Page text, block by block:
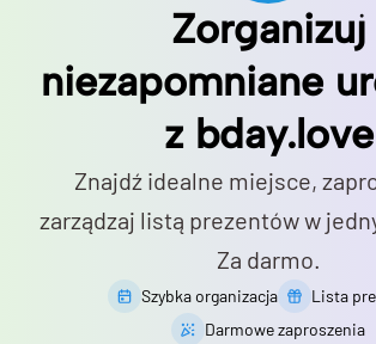
Zorganizuj
niezapomniane
z bday.love
Znajdź idealne miejsce,
zarządzaj listą prezentów w
Za darmo.
Szybka organizacja
Lista
Darmowe zaproszenia